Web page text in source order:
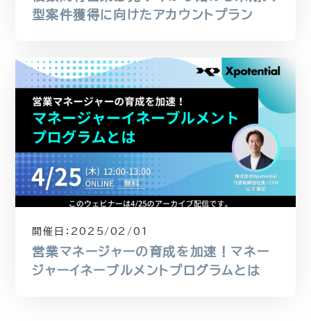
型案件獲得に向けたアカウントプラン
開催日： 2025/02/01
営業マネージャーの育成を加速！マネー
ジャーイネーブルメントプログラムとは